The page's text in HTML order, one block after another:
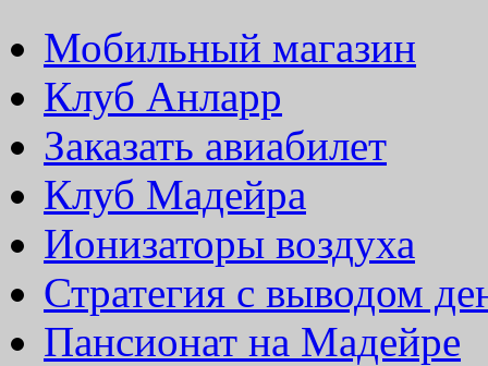
Мобильный магазин
Клуб Анларр
Заказать авиабилет
Клуб Мадейра
Ионизаторы воздуха
Стратегия с выводом
Пансионат на Мадейре